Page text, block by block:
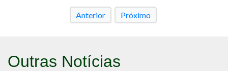
Anterior Próximo
Outras Notícias